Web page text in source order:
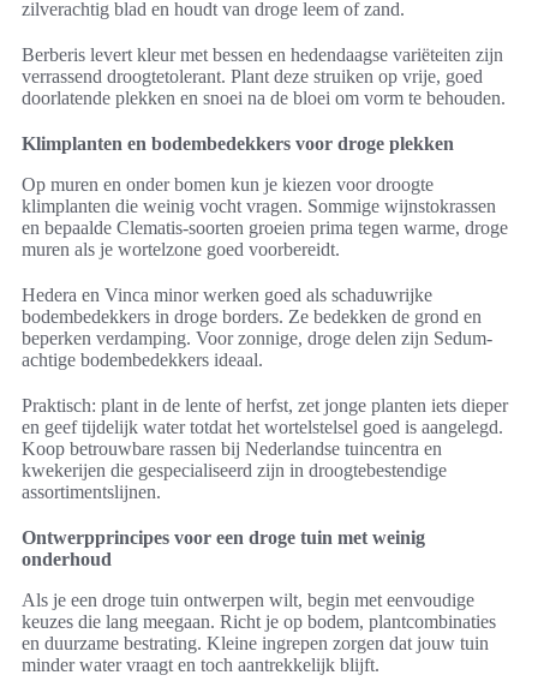
zilverachtig blad en houdt van droge leem of zand.
Berberis levert kleur met bessen en hedendaagse variëteiten zijn
verrassend droogtetolerant. Plant deze struiken op vrije, goed
doorlatende plekken en snoei na de bloei om vorm te behouden.
Klimplanten en bodembedekkers voor droge plekken
Op muren en onder bomen kun je kiezen voor droogte
klimplanten die weinig vocht vragen. Sommige wijnstokrassen
en bepaalde Clematis-soorten groeien prima tegen warme, droge
muren als je wortelzone goed voorbereidt.
Hedera en Vinca minor werken goed als schaduwrijke
bodembedekkers in droge borders. Ze bedekken de grond en
beperken verdamping. Voor zonnige, droge delen zijn Sedum-
achtige bodembedekkers ideaal.
Praktisch: plant in de lente of herfst, zet jonge planten iets dieper
en geef tijdelijk water totdat het wortelstelsel goed is aangelegd.
Koop betrouwbare rassen bij Nederlandse tuincentra en
kwekerijen die gespecialiseerd zijn in droogtebestendige
assortimentslijnen.
Ontwerpprincipes voor een droge tuin met weinig
onderhoud
Als je een droge tuin ontwerpen wilt, begin met eenvoudige
keuzes die lang meegaan. Richt je op bodem, plantcombinaties
en duurzame bestrating. Kleine ingrepen zorgen dat jouw tuin
minder water vraagt en toch aantrekkelijk blijft.